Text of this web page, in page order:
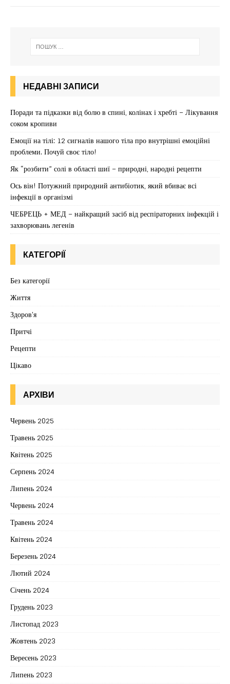
НЕДАВНІ ЗАПИСИ
Поради та підказки від болю в спині, колінах і хребті – Лікування
соком кропиви
Емоції на тілі: 12 сигналів нашого тіла про внутрішні емоційні
проблеми. Почуй своє тіло!
Як “розбити” солі в області шиї – природні, народні рецепти
Ось він! Потужний природний антибіотик, який вбиває всі
інфекції в організмі
ЧЕБРЕЦЬ + МЕД – найкращий засіб від респіраторних інфекцій і
захворювань легенів
КАТЕГОРІЇ
Без категорії
Життя
Здоров'я
Притчі
Рецепти
Цікаво
АРХІВИ
Червень 2025
Травень 2025
Квітень 2025
Серпень 2024
Липень 2024
Червень 2024
Травень 2024
Квітень 2024
Березень 2024
Лютий 2024
Січень 2024
Грудень 2023
Листопад 2023
Жовтень 2023
Вересень 2023
Липень 2023